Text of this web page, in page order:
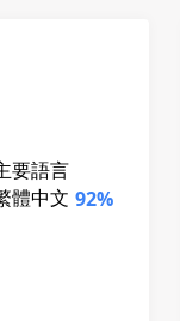
要語言
體中文 92%